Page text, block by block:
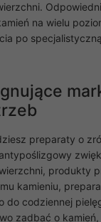
na wielu
po
preparaty o
produkty
kamieniu,
do codziennej
zadbać o